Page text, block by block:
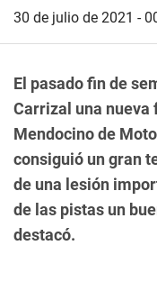
30 de julio de 2021 -
El pasado fin de
Carrizal una nueva
Mendocino de
consiguió un gran
de una lesión
de las pistas un
destacó.